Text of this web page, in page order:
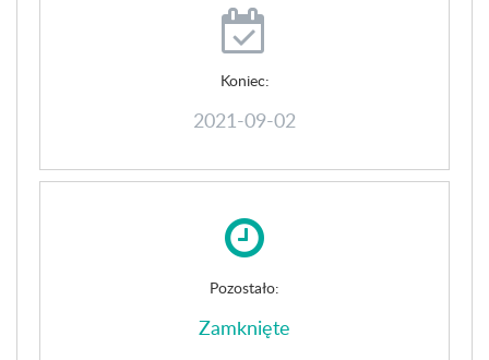
Koniec:
2021-09-02
Pozostało:
Zamknięte